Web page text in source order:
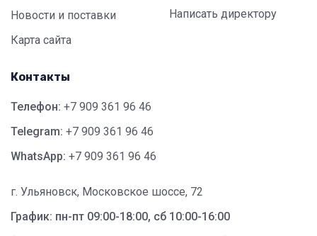
Новости и поставки
Карта сайта
Написать директору
Контакты
Телефон: +7 909 361 96 46
Telegram: +7 909 361 96 46
WhatsApp: +7 909 361 96 46
г. Ульяновск, Московское шоссе, 72
График: пн-пт 09:00-18:00, сб 10:00-16:00